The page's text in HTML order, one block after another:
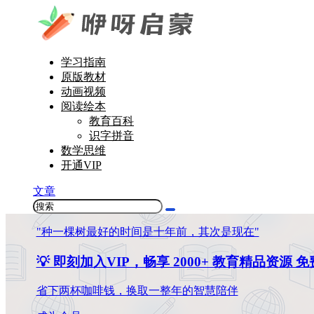
学习指南
原版教材
动画视频
阅读绘本
教育百科
识字拼音
数学思维
开通VIP
文章
"种一棵树最好的时间是十年前，其次是现在"
💡 即刻加入VIP，畅享 2000+ 教育精品资源 免
省下两杯咖啡钱，换取一整年的智慧陪伴